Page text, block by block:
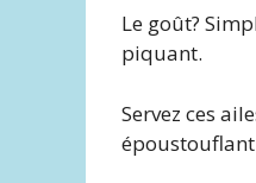
Le goût?
piquant.
Servez ces